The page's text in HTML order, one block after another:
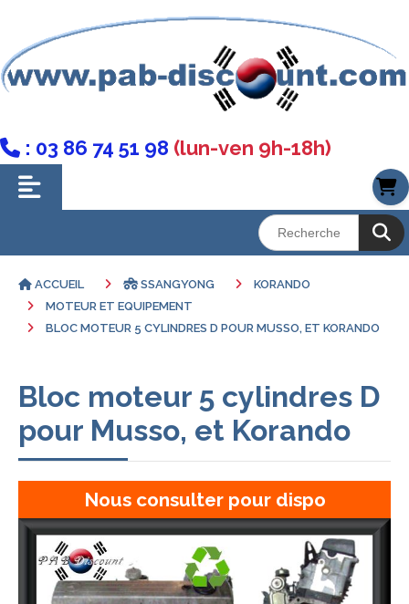
 : 03 86 74 51 98 (lun-ven 9h-18h)
ACCUEIL SSANGYONG
KORANDO
MOTEUR ET EQUIPEMENT
BLOC MOTEUR 5 CYLINDRES D POUR MUSSO, ET KORANDO
Bloc moteur 5 cylindres D
pour Musso, et Korando
Nous consulter pour dispo